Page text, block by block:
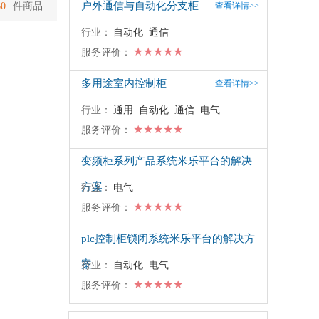
件商品 户外通信与自动化分支柜 查看详情>>
行业：
自动化 通信
服务评价：
★★★★★
多用途室内控制柜 查看详情>>
行业： 通用 自动化 通信 电气
服务评价：
★★★★★
变频柜系列产品系统米乐平台的解决
方案
行业：
电气
服务评价：
★★★★★
plc控制柜锁闭系统米乐平台的解决方
案
行业：
自动化 电气
服务评价：
★★★★★